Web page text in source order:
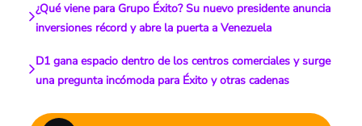
¿Qué viene para Grupo Éxito? Su nuevo presidente anuncia
inversiones récord y abre la puerta a Venezuela
D1 gana espacio dentro de los centros comerciales y surge
una pregunta incómoda para Éxito y otras cadenas